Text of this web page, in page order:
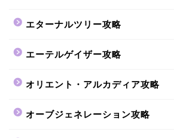
エターナルツリー攻略
エーテルゲイザー攻略
オリエント・アルカディア攻略
オーブジェネレーション攻略